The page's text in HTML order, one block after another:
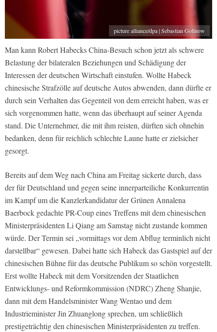
picture alliance/dpa | Sebastian Gollnow
Man kann Robert Habecks China-Besuch schon jetzt als schwere
Belastung der bilateralen Beziehungen und Schädigung der
Interessen der deutschen Wirtschaft einstufen. Wollte Habeck
chinesische Strafzölle auf deutsche Autos abwenden, dann dürfte er
durch sein Verhalten das Gegenteil von dem erreicht haben, was er
sich vorgenommen hatte, wenn das überhaupt auf seiner Agenda
stand. Die Unternehmer, die mit ihm reisten, dürften sich ohnehin
bedanken, denn für reichlich schlechte Laune hatte er zielsicher
gesorgt.
Bereits auf dem Weg nach China am Freitag sickerte durch, dass
der für Deutschland und gegen seine innerparteiliche Konkurrentin
im Kampf um die Kanzlerkandidatur der Grünen Annalena
Baerbock gedachte PR-Coup eines Treffens mit dem chinesischen
Ministerpräsidenten Li Qiang am Samstag nicht zustande kommen
würde. Der Termin sei „vormittags vor dem Abflug terminlich nicht
darstellbar“ gewesen. Dabei hatte sich Habeck das Gastspiel auf der
chinesischen Bühne für das deutsche Publikum so schön vorgestellt.
Erst wollte Habeck mit dem Vorsitzenden der Staatlichen
Entwicklungs- und Reformkommission (NDRC) Zheng Shanjie,
dann mit dem Handelsminister Wang Wentao und dem
Industrieminister Jin Zhuanglong sprechen, um schließlich
prestigeträchtig den chinesischen Ministerpräsidenten zu treffen.